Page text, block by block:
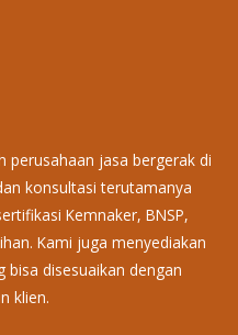
perusahaan jasa bergerak di
konsultasi terutamanya
Kemnaker, BNSP,
Kami juga menyediakan
bisa disesuaikan dengan
klien.